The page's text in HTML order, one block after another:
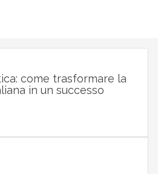
come trasformare la
in un successo